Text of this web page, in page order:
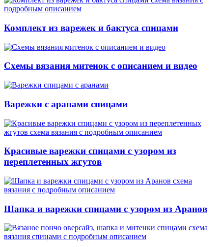
Комплект из варежек и бактуса спицами
Схемы вязания митенок с описанием и видео
Варежки с аранами спицами
Красивые варежки спицами с узором из
переплетенных жгутов
Шапка и варежки спицами с узором из Аранов